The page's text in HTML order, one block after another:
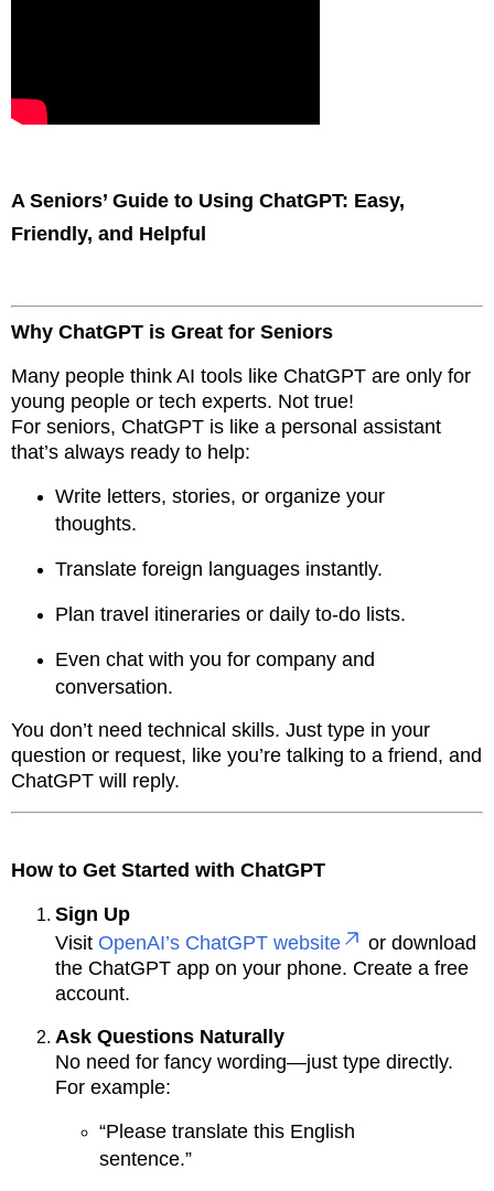
A Seniors’ Guide to Using ChatGPT: Easy,
Friendly, and Helpful
Why ChatGPT is Great for Seniors
Many people think AI tools like ChatGPT are only for
young people or tech experts. Not true!
For seniors, ChatGPT is like a personal assistant
that’s always ready to help:
Write letters, stories, or organize your
thoughts.
Translate foreign languages instantly.
Plan travel itineraries or daily to-do lists.
Even chat with you for company and
conversation.
You don’t need technical skills. Just type in your
question or request, like you’re talking to a friend, and
ChatGPT will reply.
How to Get Started with ChatGPT
Sign Up
Visit OpenAI’s ChatGPT website
or download
the ChatGPT app on your phone. Create a free
account.
Ask Questions Naturally
No need for fancy wording—just type directly.
For example:
“Please translate this English
sentence.”